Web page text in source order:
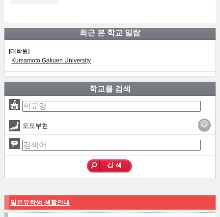
최근 본 학교 일람
[대학원]
Kumamoto Gakuen University
학교를 검색
도도부현
일본유학생 생활안내